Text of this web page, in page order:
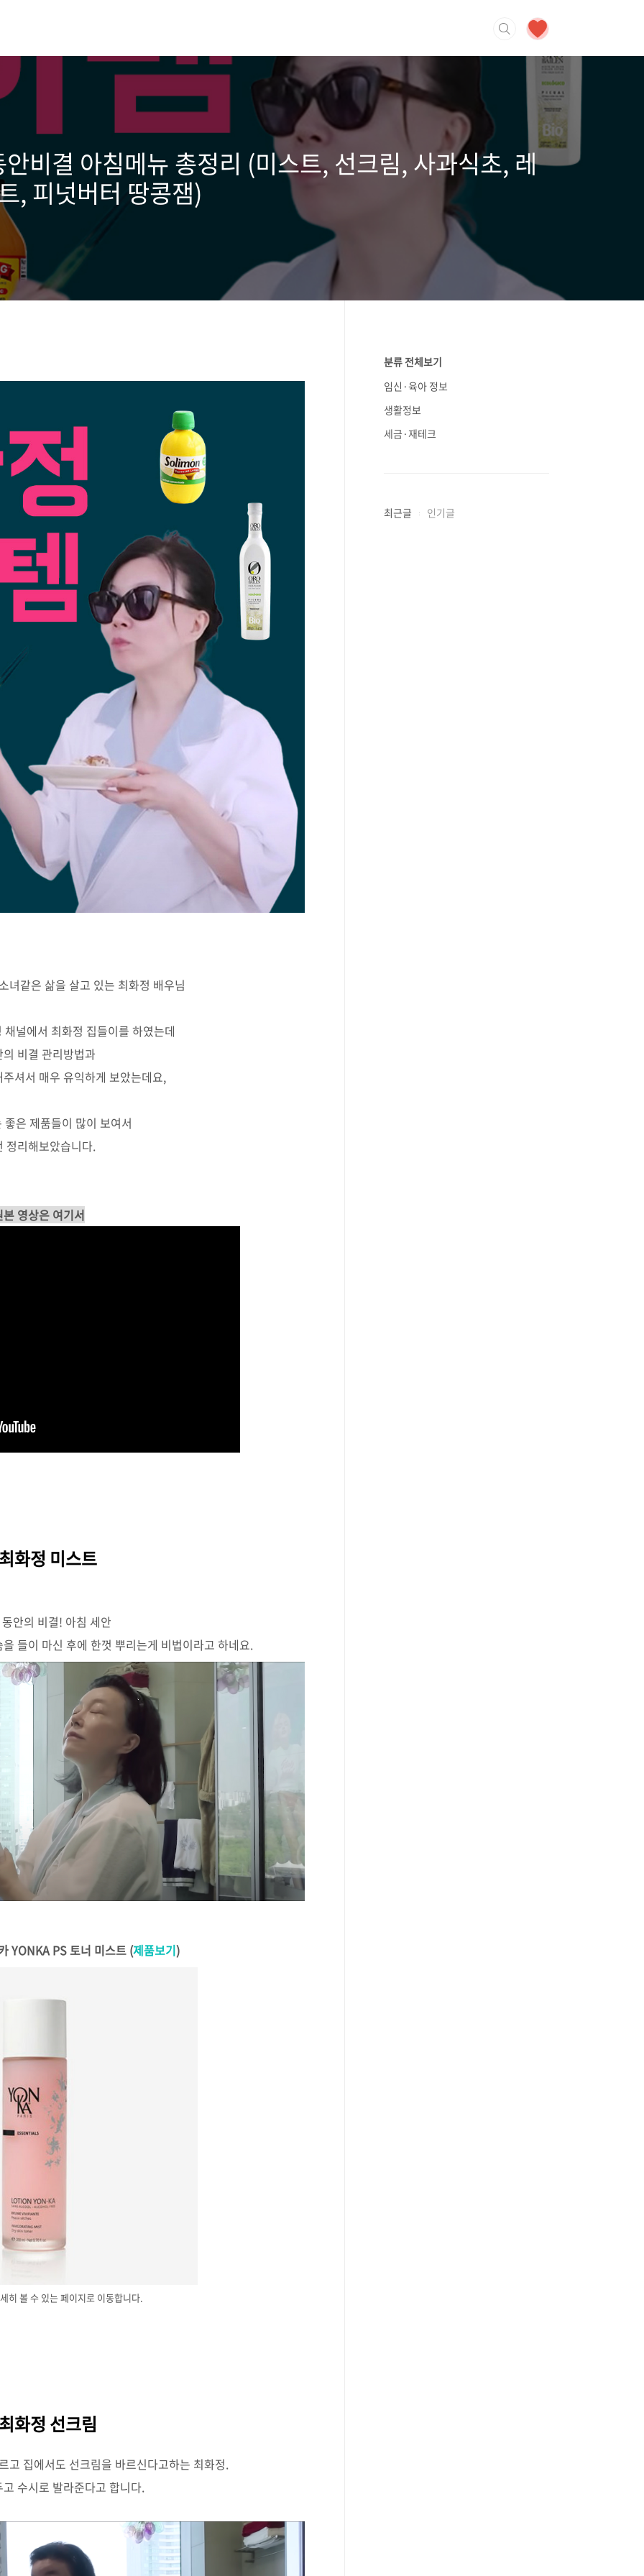
비결 아침메뉴 총정리 (미스트, 선크림, 사과식초, 레
, 피넛버터 땅콩잼)
녀같은 삶을 살고 있는 최화정 배우님
널에서 최화정 집들이를 하였는데
의 비결 관리방법과
셔서 매우 유익하게 보았는데요,
좋은 제품들이 많이 보여서
정리해보았습니다.
본 영상은 여기서
화정 미스트
안의 비결! 아침 세안
들이 마신 후에 한껏 뿌리는게 비법이라고 하네요.
YONKA PS 토너 미스트 (제품보기)
히 볼 수 있는 페이지로 이동합니다.
화정 선크림
고 집에서도 선크림을 바르신다고하는 최화정.
수시로 발라준다고 합니다.
분류 전체보기
임신·육아 정보
생활정보
세금·재테크
최근글 인기글